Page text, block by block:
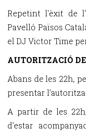
Repetint l'èxit de
Pavelló Països
el DJ Victor Time
AUTORITZACIÓ
Abans de les 22h,
presentar
A partir de les
d'estar